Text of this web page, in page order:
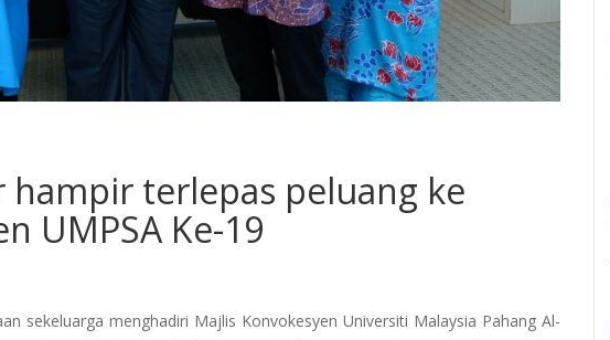
hampir terlepas peluang ke
UMPSA Ke-19
sekeluarga menghadiri Majlis Konvokesyen Universiti Malaysia Pahang Al-